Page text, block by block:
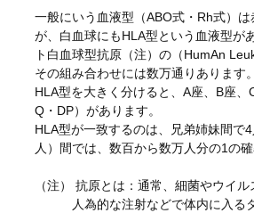
一般にいう血液型（ABO式・Rh式）
が、白血球にもHLA型という血液型が
ト白血球型抗原（注）の（HumAn
その組み合わせには数万通りあります。
HLA型を大きく分けると、A座、B座、
Q・DP）があります。
HLA型が一致するのは、兄弟姉妹間で
人）間では、数百から数万人分の1の確
（注） 抗原とは：通常、細菌やウイ
人為的な注射などで体内に入る